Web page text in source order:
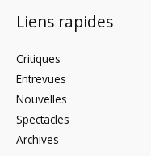
Liens rapides
Critiques
Entrevues
Nouvelles
Spectacles
Archives